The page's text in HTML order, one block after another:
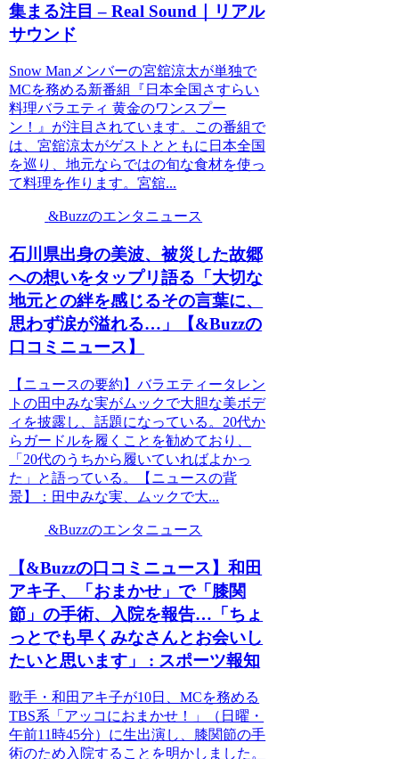
集まる注目 – Real Sound｜リアル
サウンド
Snow Manメンバーの宮舘涼太が単独で
MCを務める新番組『日本全国さすらい
料理バラエティ 黄金のワンスプー
ン！』が注目されています。この番組で
は、宮舘涼太がゲストとともに日本全国
を巡り、地元ならではの旬な食材を使っ
て料理を作ります。宮舘...
&Buzzのエンタニュース
石川県出身の美波、被災した故郷
への想いをタップリ語る「大切な
地元との絆を感じるその言葉に、
思わず涙が溢れる…」【&Buzzの
口コミニュース】
【ニュースの要約】バラエティータレン
トの田中みな実がムックで大胆な美ボデ
ィを披露し、話題になっている。20代か
らガードルを履くことを勧めており、
「20代のうちから履いていればよかっ
た」と語っている。【ニュースの背
景】：田中みな実、ムックで大...
&Buzzのエンタニュース
【&Buzzの口コミニュース】和田
アキ子、「おまかせ」で「膝関
節」の手術、入院を報告…「ちょ
っとでも早くみなさんとお会いし
たいと思います」 : スポーツ報知
歌手・和田アキ子が10日、MCを務める
TBS系「アッコにおまかせ！」（日曜・
午前11時45分）に生出演し、膝関節の手
術のため入院することを明かしました。